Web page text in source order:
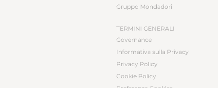
Gruppo Mondadori
TERMINI GENERALI
Governance
Informativa sulla Privacy
Privacy Policy
Cookie Policy